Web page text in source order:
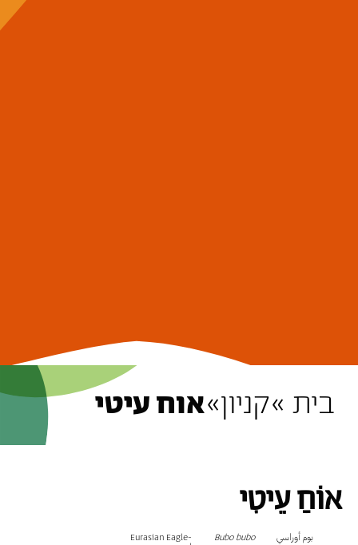
בית » קניון»אוח עיטי
אוֹחַ עֵיטִי
بوم أوراسي Bubo bubo
Eurasian Eagle-